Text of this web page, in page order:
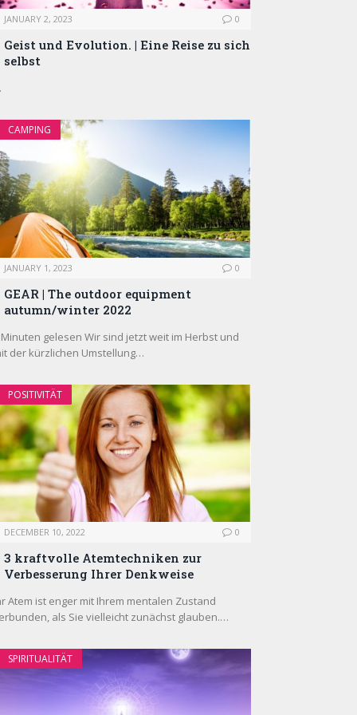
JANUARY 2, 2023 0
Geist und Evolution. | Eine Reise zu sich
selbst
CAMPING
JANUARY 1, 2023 0
GEAR | The outdoor equipment
autumn/winter 2022
gelesen Wir sind jetzt weit im Herbst und
der kürzlichen Umstellung…
POSITIVITÄT
DECEMBER 10, 2022 0
3 kraftvolle Atemtechniken zur
Verbesserung Ihrer Denkweise
Atem ist enger mit Ihrem mentalen Zustand
als Sie vielleicht zunächst glauben.…
SPIRITUALITÄT